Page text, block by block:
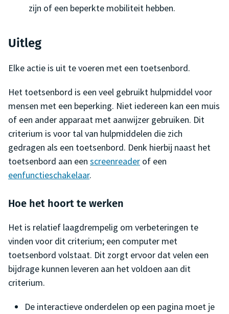
zijn of een beperkte mobiliteit hebben.
Uitleg
Elke actie is uit te voeren met een toetsenbord.
Het toetsenbord is een veel gebruikt hulpmiddel voor
mensen met een beperking. Niet iedereen kan een muis
of een ander apparaat met aanwijzer gebruiken. Dit
criterium is voor tal van hulpmiddelen die zich
gedragen als een toetsenbord. Denk hierbij naast het
toetsenbord aan een screenreader of een
eenfunctieschakelaar.
Hoe het hoort te werken
Het is relatief laagdrempelig om verbeteringen te
vinden voor dit criterium; een computer met
toetsenbord volstaat. Dit zorgt ervoor dat velen een
bijdrage kunnen leveren aan het voldoen aan dit
criterium.
De interactieve onderdelen op een pagina moet je